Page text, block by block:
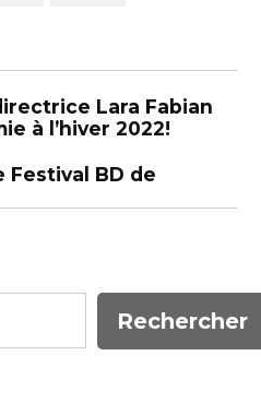
Lara Fabian
à l’hiver 2022!
Festival BD de
Rechercher